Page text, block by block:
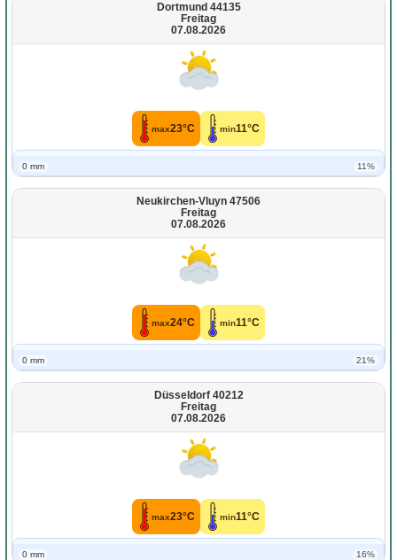
Dortmund 44135
Freitag
07.08.2026
max23°C min11°C
0 mm 11%
Neukirchen-Vluyn 47506
Freitag
07.08.2026
max24°C min11°C
0 mm 21%
Düsseldorf 40212
Freitag
07.08.2026
max23°C min11°C
0 mm 16%